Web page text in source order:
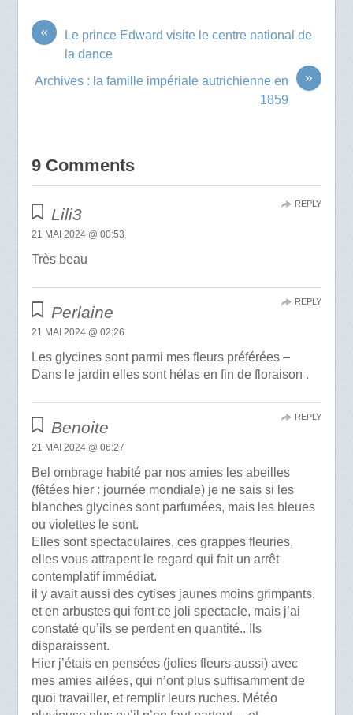
«
Le prince Edward visite le centre national de
la dance
»
Archives : la famille impériale autrichienne en
1859
9 Comments
Lili3
21 MAI 2024 @ 00:53
Très beau
REPLY
Perlaine
21 MAI 2024 @ 02:26
Les glycines sont parmi mes fleurs préférées –
Dans le jardin elles sont hélas en fin de floraison .
REPLY
Benoite
21 MAI 2024 @ 06:27
Bel ombrage habité par nos amies les abeilles
(fêtées hier : journée mondiale) je ne sais si les
blanches glycines sont parfumées, mais les bleues
ou violettes le sont.
Elles sont spectaculaires, ces grappes fleuries,
elles vous attrapent le regard qui fait un arrêt
contemplatif immédiat.
il y avait aussi des cytises jaunes moins grimpants,
et en arbustes qui font ce joli spectacle, mais j’ai
constaté qu’ils se perdent en quantité.. Ils
disparaissent.
Hier j’étais en pensées (jolies fleurs aussi) avec
mes amies ailées, qui n’ont plus suffisamment de
quoi travailler, et remplir leurs ruches. Météo
REPLY